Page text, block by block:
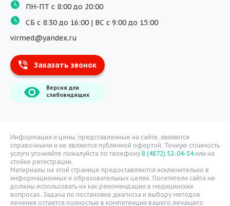
ДМС
Массаж
Тест на хеликобактер
Информация
О компании
Расписание врачей
Надзорные органы
Статьи
Вопрос-ответ
Видео
ПН-ПТ с 8:00 до 20:00
СБ с 8:30 до 16:00 | ВС с 9:00 до 15:00
virmed@yandex.ru
Заказать звонок
Версия для
слабовидящих
Информация и цены, представленные на сайте, являются
справочными и не являются публичной офертой. Точную стоимость
услуги уточняйте пожалуйста по телефону 8 (4872) 52-04-54или на
стойке регистрации.
Материалы на этой странице предоставляются исключительно в
информационных и образовательных целях. Посетители сайта не
должны использовать их как рекомендации в медицинских
вопросах. Задача по постановке диагноза и выбору методов
лечения остается полностью в компетенции вашего лечащего